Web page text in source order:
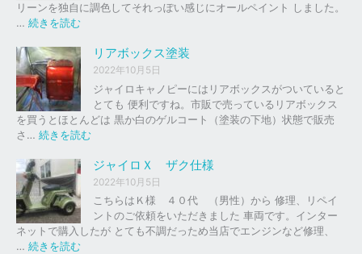
下
、
買
取
を
は
ま
し
た
。
ッ
ド
ッ
ド
リーンを独自に調色してそれっぽい感じにオールペイント しました。
… 続きを読む
イ
ロ
キ
ャ
ノ
ピ
ー
ザ
ク
仕
様
リアボックス塗装
2022年10月5日
ジャイロキャノピーにはリアボックスがついていると
とても 便利ですね。市販で売っているリアボックス
を買うとほとんどは 黒か白のゲルコート（塗装の下地）状態で販売
さ… 続きを読む
ア
ボ
ッ
ク
ス
ジャイロＸ ザク仕様
2022年10月5日
こちらはＫ様 ４０代 （男性）から 修理、リペイ
ントのご依頼をいただきました 車両です。インター
ネットで購入したが とても不調だっため当店でエンジンなど修理、
… 続きを読む